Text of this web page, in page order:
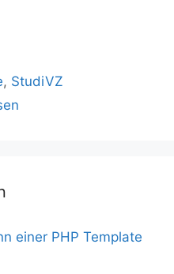
, StudiVZ
einer PHP Template